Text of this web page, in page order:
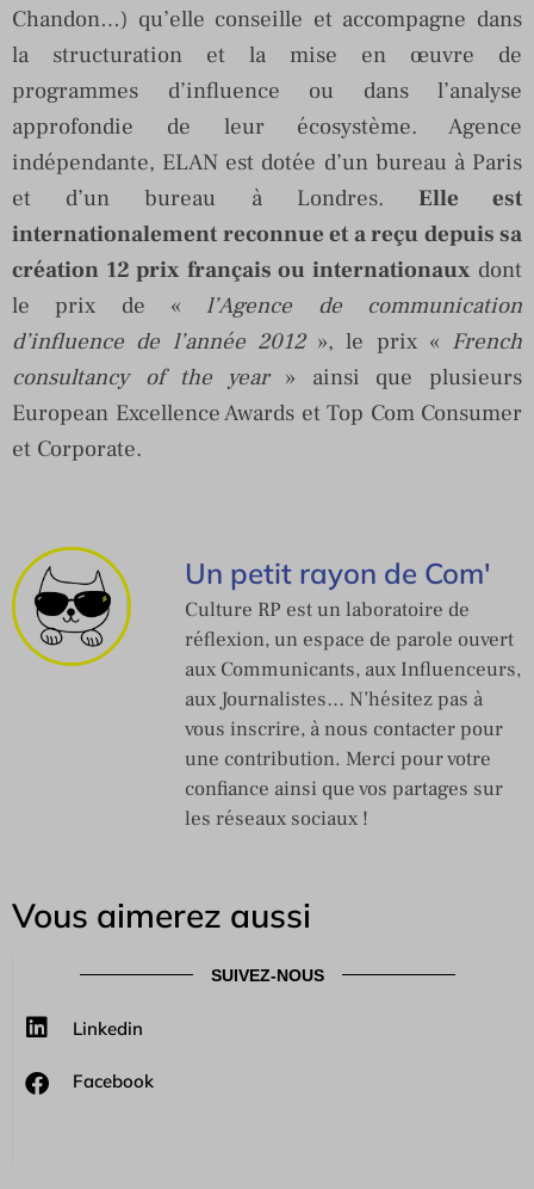
Chandon…) qu’elle conseille et accompagne dans
la structuration et la mise en œuvre de
programmes d’influence ou dans l’analyse
approfondie de leur écosystème. Agence
indépendante, ELAN est dotée d’un bureau à Paris
et d’un bureau à Londres. Elle est
internationalement reconnue et a reçu depuis sa
création 12 prix français ou internationauxdont
le prix de «l’Agence de communication
d’influence de l’année 2012», le prix « French
consultancy of the year» ainsi que plusieurs
European Excellence Awards et Top Com Consumer
et Corporate.
Un petit rayon de Com'
Culture RP est un laboratoire de
réflexion, un espace de parole ouvert
aux Communicants, aux Influenceurs,
aux Journalistes… N’hésitez pas à
vous inscrire, à nous contacter pour
une contribution. Merci pour votre
confiance ainsi que vos partages sur
les réseaux sociaux !
Vous aimerez aussi
SUIVEZ-NOUS
Linkedin
Facebook